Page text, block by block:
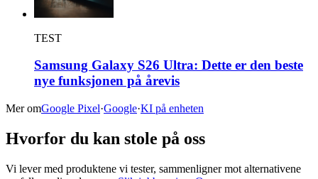
TEST
Samsung Galaxy S26 Ultra: Dette er den beste
nye funksjonen på årevis
Mer omGoogle Pixel·Google·KI på enheten
Hvorfor du kan stole på oss
Vi lever med produktene vi tester, sammenligner mot alternativene